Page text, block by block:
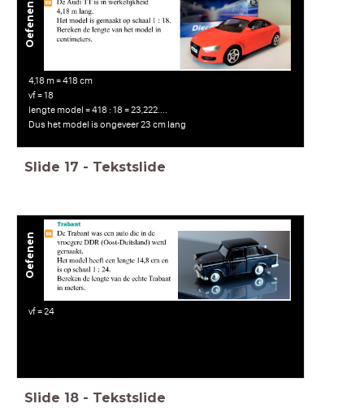
4,18 m = 418 cm
vf = 18
lengte model = 418 : 18 = 23,222....
Dus het model is ongeveer 23 cm lang
Oefenen
Slide 17 - Tekstslide
vf = 24
Oefenen
Slide 18 - Tekstslide